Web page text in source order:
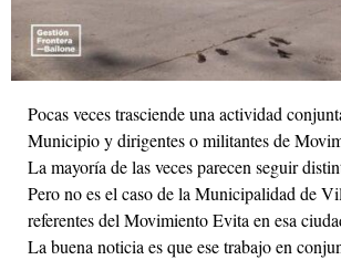
Pocas veces trasciende una actividad
Municipio y dirigentes o militantes de
La mayoría de las veces parecen seguir
Pero no es el caso de la Municipalidad de
referentes del Movimiento Evita en esa
La buena noticia es que ese trabajo en